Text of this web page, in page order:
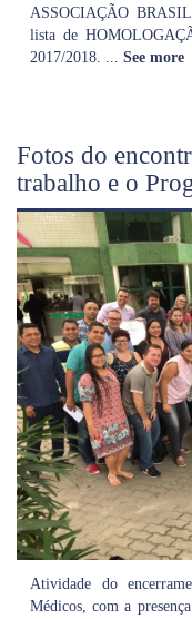
ASSOCIAÇÃO
lista de
2017/2018.
See more
Fotos do
trabalho e o
Atividade do
Médicos, com a